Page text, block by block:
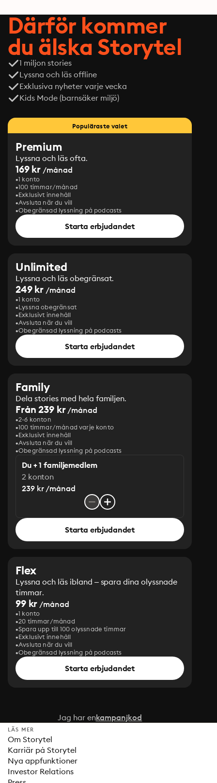
Därför kommer
du älska Storytel
1 miljon stories
Lyssna och läs offline
Exklusiva nyheter varje vecka
Kids Mode (barnsäker miljö)
Populäraste valet
Premium
Lyssna och läs ofta.
169 kr /månad
1 konto
100 timmar/månad
Exklusivt innehåll
Avsluta när du vill
Obegränsad lyssning på podcasts
Starta erbjudandet
Unlimited
Lyssna och läs obegränsat.
249 kr /månad
1 konto
Lyssna obegränsat
Exklusivt innehåll
Avsluta när du vill
Obegränsad lyssning på podcasts
Starta erbjudandet
Family
Dela stories med hela familjen.
Från 239 kr/månad
2-6 konton
100 timmar/månad varje konto
Exklusivt innehåll
Avsluta när du vill
Obegränsad lyssning på podcasts
Du + 1 familjemedlem
2 konton
239 kr /månad
Starta erbjudandet
Flex
Lyssna och läs ibland – spara dina olyssnade
timmar.
99 kr /månad
1 konto
20 timmar/månad
Spara upp till 100 olyssnade timmar
Exklusivt innehåll
Avsluta när du vill
Obegränsad lyssning på podcasts
Starta erbjudandet
Jag har enkampanjkod
LÄS MER
Om Storytel
Karriär på Storytel
Nya appfunktioner
Investor Relations